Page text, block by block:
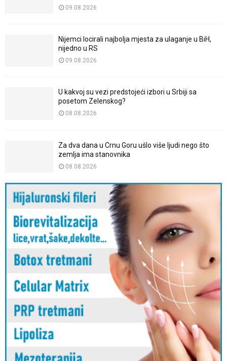
09.08.2026
Nijemci locirali najbolja mjesta za ulaganje u BiH,
nijedno u RS
09.08.2026
U kakvoj su vezi predstojeći izbori u Srbiji sa
posetom Zelenskog?
08.08.2026
Za dva dana u Crnu Goru ušlo više ljudi nego što
zemlja ima stanovnika
08.08.2026